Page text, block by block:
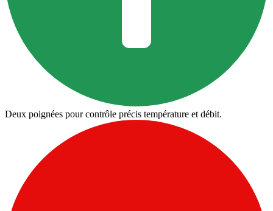
Deux poignées pour contrôle précis température et débit.